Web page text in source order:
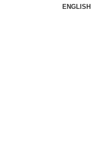
ENGLISH